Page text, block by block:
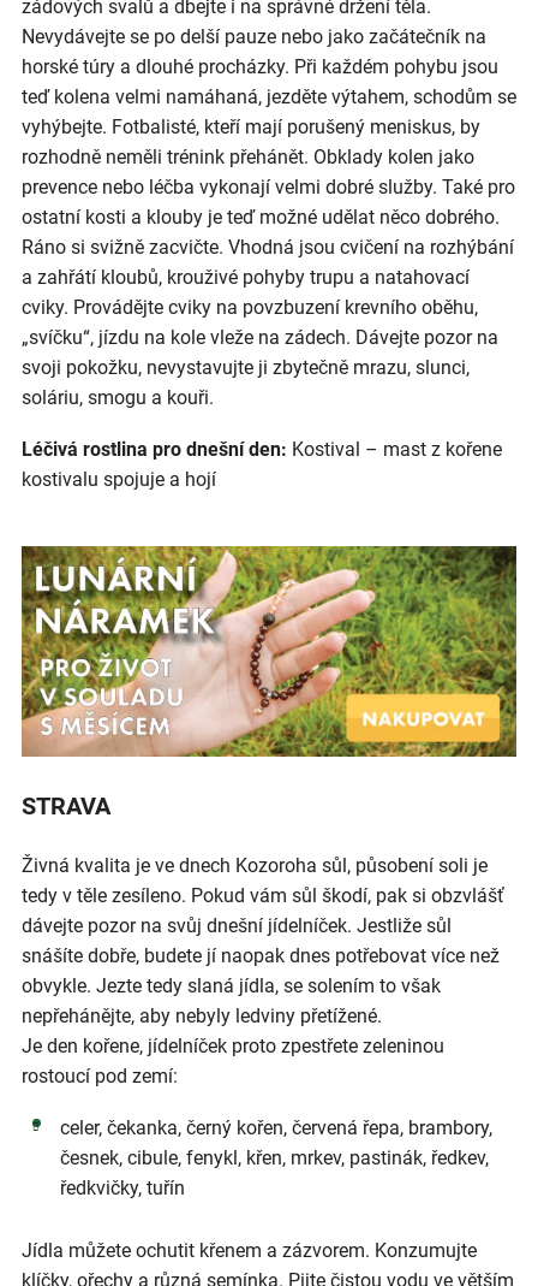
zádových svalů a dbejte i na správné držení těla.
Nevydávejte se po delší pauze nebo jako začátečník na
horské túry a dlouhé procházky. Při každém pohybu jsou
teď kolena velmi namáhaná, jezděte výtahem, schodům se
vyhýbejte. Fotbalisté, kteří mají porušený meniskus, by
rozhodně neměli trénink přehánět. Obklady kolen jako
prevence nebo léčba vykonají velmi dobré služby. Také pro
ostatní kosti a klouby je teď možné udělat něco dobrého.
Ráno si svižně zacvičte. Vhodná jsou cvičení na rozhýbání
a zahřátí kloubů, krouživé pohyby trupu a natahovací
cviky. Provádějte cviky na povzbuzení krevního oběhu,
„svíčku“, jízdu na kole vleže na zádech. Dávejte pozor na
svoji pokožku, nevystavujte ji zbytečně mrazu, slunci,
soláriu, smogu a kouři.
Léčivá rostlina pro dnešní den: Kostival – mast z kořene
kostivalu spojuje a hojí
STRAVA
Živná kvalita je ve dnech Kozoroha sůl, působení soli je
tedy v těle zesíleno. Pokud vám sůl škodí, pak si obzvlášť
dávejte pozor na svůj dnešní jídelníček. Jestliže sůl
snášíte dobře, budete jí naopak dnes potřebovat více než
obvykle. Jezte tedy slaná jídla, se solením to však
nepřehánějte, aby nebyly ledviny přetížené.
Je den kořene, jídelníček proto zpestřete zeleninou
rostoucí pod zemí:
celer, čekanka, černý kořen, červená řepa, brambory,
česnek, cibule, fenykl, křen, mrkev, pastinák, ředkev,
ředkvičky, tuřín
Jídla můžete ochutit křenem a zázvorem. Konzumujte
klíčky, ořechy a různá semínka. Pijte čistou vodu ve větším